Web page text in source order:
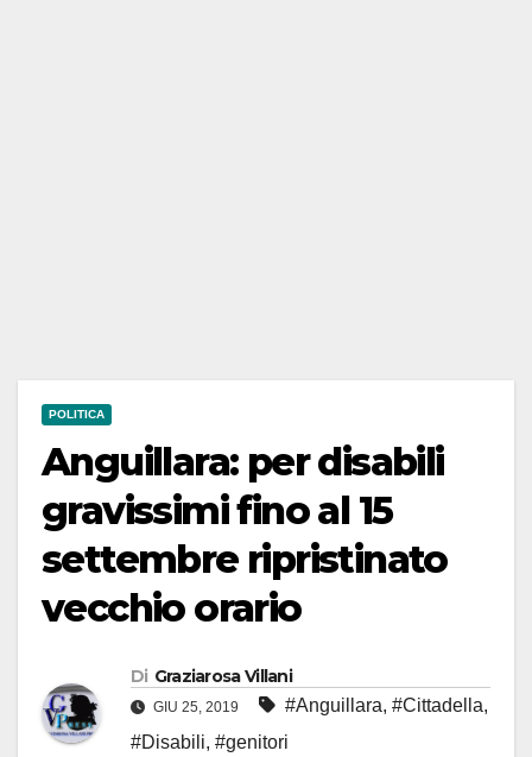
POLITICA
Anguillara: per disabili
gravissimi fino al 15
settembre ripristinato
vecchio orario
Di Graziarosa Villani
GIU 25, 2019 #Anguillara, #Cittadella,
#Disabili, #genitori